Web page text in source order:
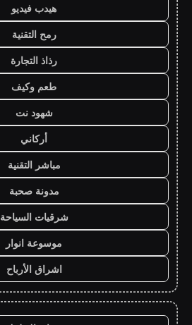
هيدب فيديو
رمح التقنية
رذاذ التجارة
طعم وكيف
شهود نت
أركاني
مباشر التقنية
مدونة صحبة
شرقيات السياحة
موسوعة انوار
اشراق الأرباح